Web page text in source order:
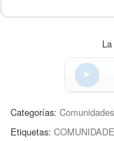
Categorías: Comunidades
Etiquetas: